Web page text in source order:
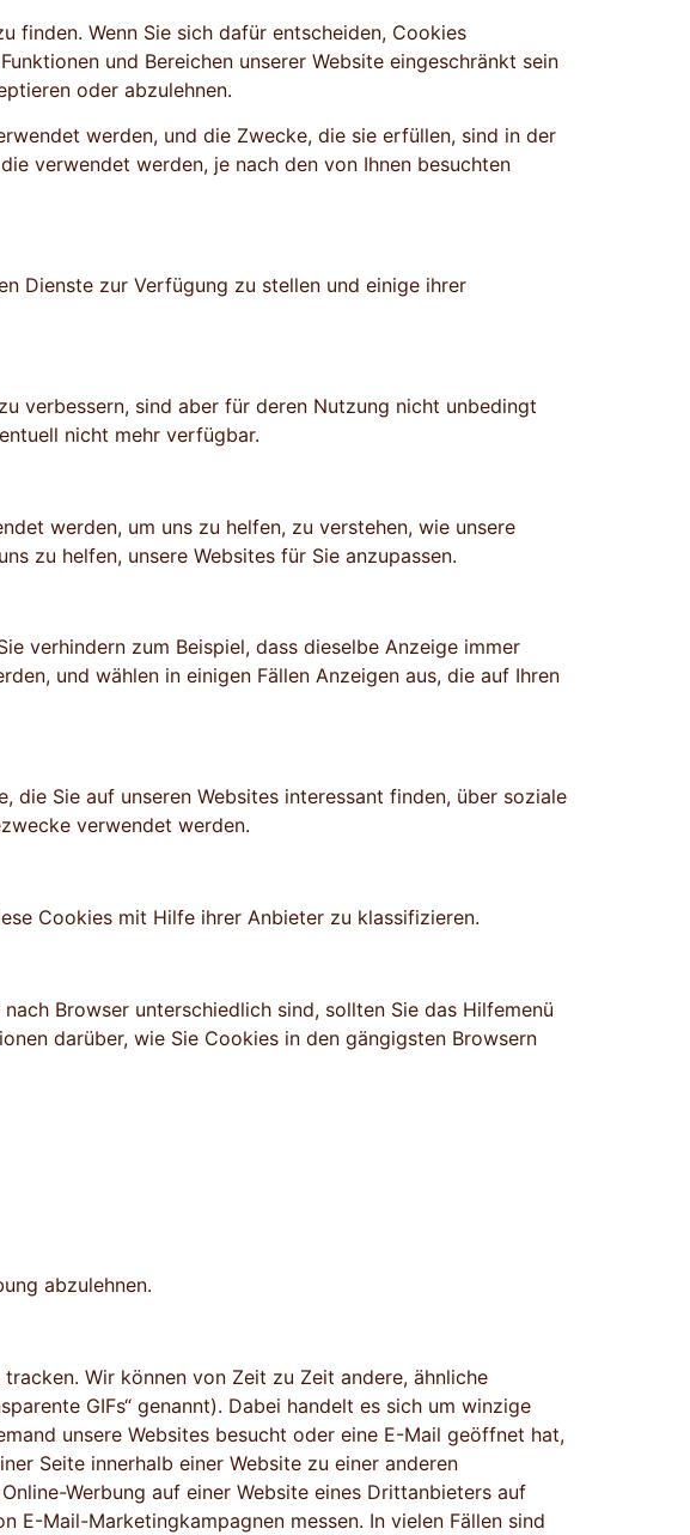
finden. Wenn Sie sich dafür entscheiden, Cookies
und Bereichen unserer Website eingeschränkt sein
oder abzulehnen.
werden, und die Zwecke, die sie erfüllen, sind in der
verwendet werden, je nach den von Ihnen besuchten
Dienste zur Verfügung zu stellen und einige ihrer
verbessern, sind aber für deren Nutzung nicht unbedingt
nicht mehr verfügbar.
werden, um uns zu helfen, zu verstehen, wie unsere
zu helfen, unsere Websites für Sie anzupassen.
verhindern zum Beispiel, dass dieselbe Anzeige immer
und wählen in einigen Fällen Anzeigen aus, die auf Ihren
die Sie auf unseren Websites interessant finden, über soziale
verwendet werden.
Cookies mit Hilfe ihrer Anbieter zu klassifizieren.
Browser unterschiedlich sind, sollten Sie das Hilfemenü
darüber, wie Sie Cookies in den gängigsten Browsern
abzulehnen.
Wir können von Zeit zu Zeit andere, ähnliche
GIFs“ genannt). Dabei handelt es sich um winzige
unsere Websites besucht oder eine E-Mail geöffnet hat,
Seite innerhalb einer Website zu einer anderen
Werbung auf einer Website eines Drittanbieters auf
E-Mail-Marketingkampagnen messen. In vielen Fällen sind